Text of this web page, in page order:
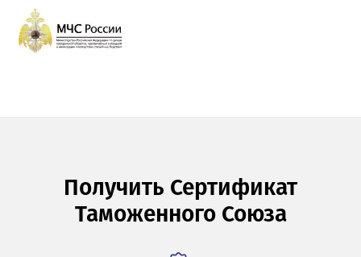
Получить Сертификат
Таможенного Союза